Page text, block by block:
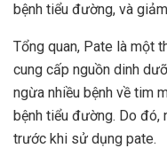
bệnh tiểu đường, và
Tổng quan, Pate là một
cung cấp nguồn dinh
ngừa nhiều bệnh về tim
bệnh tiểu đường. Do đó,
trước khi sử dụng pate.